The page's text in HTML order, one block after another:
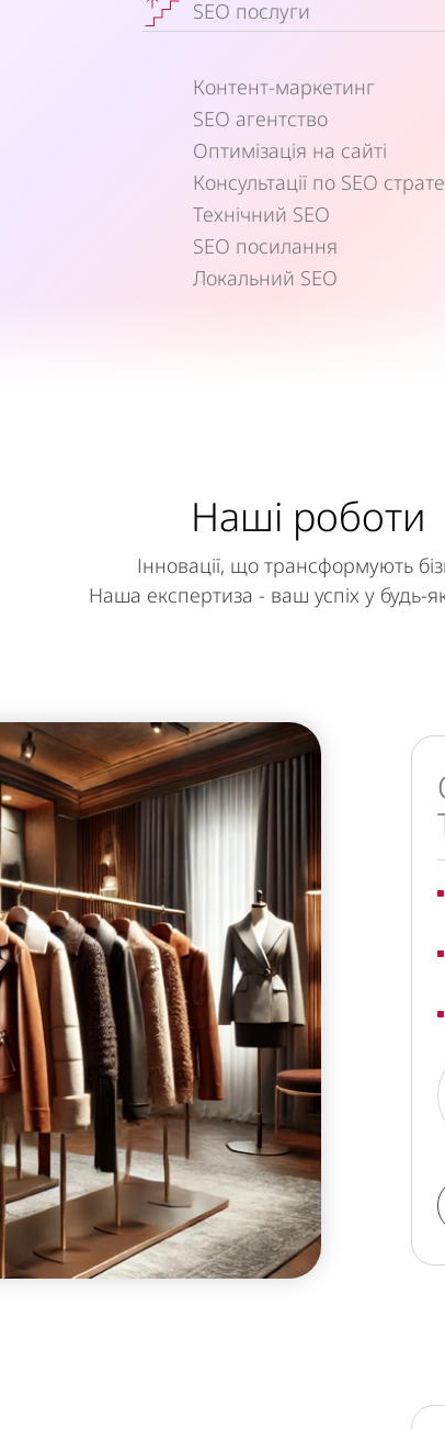
SEO послуги
Контент-маркетинг
SEO агентство
Оптимізація на сайті
Консультації по SEO
Технічний SEO
SEO посилання
Локальний SEO
Наші роботи
Інновації, що трансформують
Наша експертиза - ваш успіх у будь-